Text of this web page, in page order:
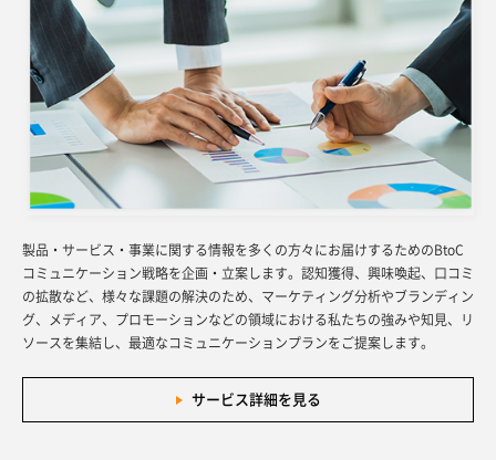
製品・サービス・事業に関する情報を多くの方々にお届けするためのBtoC
コミュニケーション戦略を企画・立案します。認知獲得、興味喚起、口コミ
の拡散など、様々な課題の解決のため、マーケティング分析やブランディン
グ、メディア、プロモーションなどの領域における私たちの強みや知見、リ
ソースを集結し、最適なコミュニケーションプランをご提案します。
サービス詳細を見る